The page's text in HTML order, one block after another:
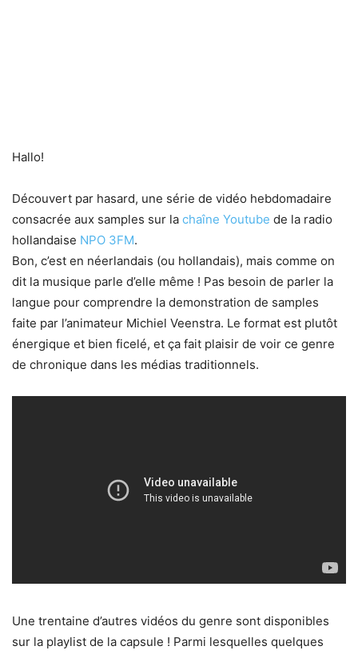
Hallo!
Découvert par hasard, une série de vidéo hebdomadaire
consacrée aux samples sur la chaîne Youtube de la radio
hollandaise NPO 3FM.
Bon, c’est en néerlandais (ou hollandais), mais comme on
dit la musique parle d’elle même ! Pas besoin de parler la
langue pour comprendre la demonstration de samples
faite par l’animateur Michiel Veenstra. Le format est plutôt
énergique et bien ficelé, et ça fait plaisir de voir ce genre
de chronique dans les médias traditionnels.
Une trentaine d’autres vidéos du genre sont disponibles
sur la playlist de la capsule ! Parmi lesquelles quelques